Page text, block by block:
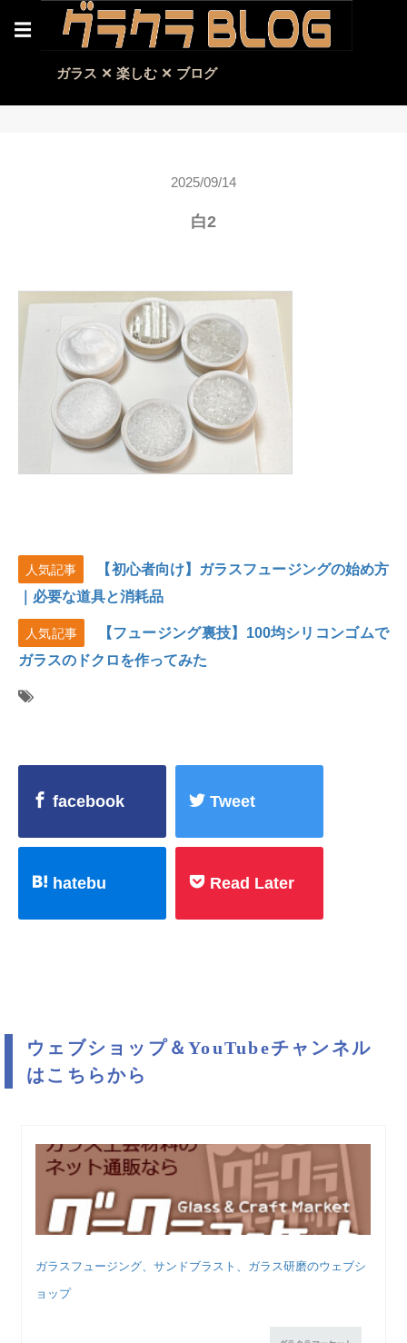
☰
ガラス ✕ 楽しむ ✕ ブログ
2025/09/14
白2
人気記事
【初心者向け】ガラスフュージングの始め方
｜必要な道具と消耗品
人気記事
【フュージング裏技】100均シリコンゴムで
ガラスのドクロを作ってみた
facebook Tweet
hatebu Read Later
ウェブショップ＆YouTubeチャンネル
はこちらから
ガラスフュージング、サンドブラスト、ガラス研磨のウェブシ
ョップ